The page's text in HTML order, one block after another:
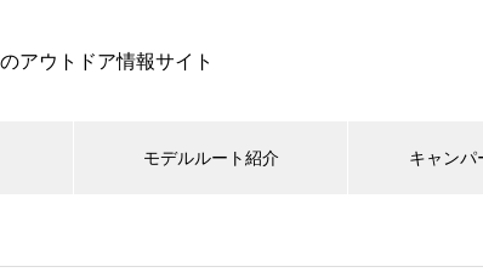
アウトドア情報サイト
モデルルート紹介 キャンパ